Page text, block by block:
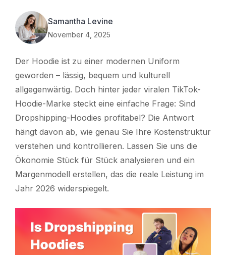
Samantha Levine
November 4, 2025
Der Hoodie ist zu einer modernen Uniform
geworden – lässig, bequem und kulturell
allgegenwärtig. Doch hinter jeder viralen TikTok-
Hoodie-Marke steckt eine einfache Frage: Sind
Dropshipping-Hoodies profitabel? Die Antwort
hängt davon ab, wie genau Sie Ihre Kostenstruktur
verstehen und kontrollieren. Lassen Sie uns die
Ökonomie Stück für Stück analysieren und ein
Margenmodell erstellen, das die reale Leistung im
Jahr 2026 widerspiegelt.